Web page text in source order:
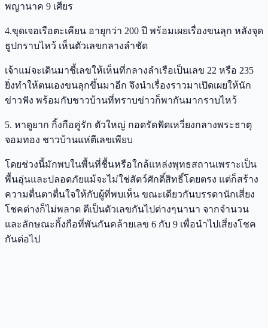
พญานาค 9 เศียร
4.ขุดเจอเรือตะเคียน อายุกว่า 200 ปี พร้อมเผยเรื่องขนลุก หลังจุด
ธูปกราบไหว้ เห็นตัวเลขกลางลำชัด
เจ้าแม่จะเดินมาชี้เลขให้เห็นที่กลางลำเรือเป็นเลข 22 หรือ 235
ยิ่งทำให้ตนเองขนลุกขึ้นมาอีก จึงนำเรื่องราวมาเปิดเผยให้นัก
ข่าวฟัง พร้อมกับชาวบ้านที่ทราบข่าวก็พากันมากราบไหว้
5. หาดูยาก กิ้งกือคู่รัก ตัวใหญ่ กอดรัดฟัดเหวี่ยงกลางพระธาตุ
จอมทอง ชาวบ้านแห่ตีเลขเพียบ
โดยช่วงนี้มักพบในพื้นที่ชื้นหรือใกล้แหล่งพุทธสถานเพราะเป็น
พื้นอุ่นและปลอดภัยแม้จะไม่ใช่สัตว์ศักดิ์สิทธิ์โดยตรง แต่ก็สร้าง
ความตื่นตาตื่นใจให้กับผู้ที่พบเห็น ขณะเดียวกันบรรดานักเสี่ยง
โชคต่างก็ไม่พลาด ตีเป็นตัวเลขกันไปต่างๆนานา จากจำนวน
และลักษณะกิ้งกือที่พันกันคล้ายเลข 6 กับ 9 เพื่อนำไปเสี่ยงโชค
กันต่อไป